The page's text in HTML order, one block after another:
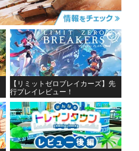
【リミットゼロブレイカーズ】先
行プレイレビュー！